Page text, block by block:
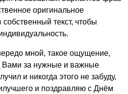
оригинальное
текст, чтобы
мной, такое ощущение,
Вами за нужные и важные
и никогда этого не забуду,
и поздравляю с Днём